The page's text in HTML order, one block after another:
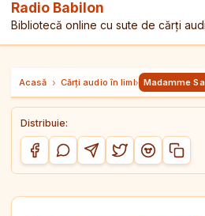
Radio Babilon
Bibliotecă online cu sute de cărți
Acasă › Cărți audio în limba română
› Madamme
Distribuie:
Distribuie pe Facebook
Distribuie pe WhatsApp
Distribuie pe Telegram
Distribuie pe
Distribuie